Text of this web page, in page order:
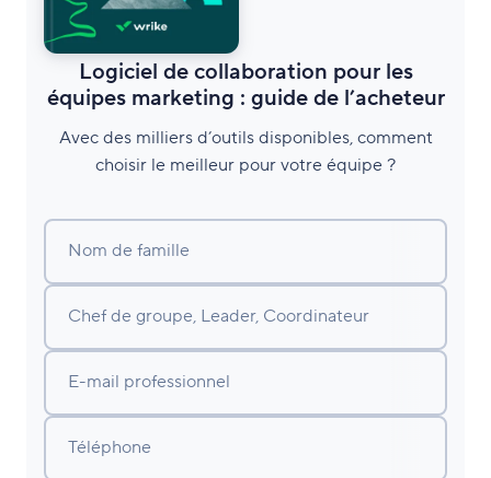
Logiciel de collaboration pour les
équipes marketing : guide de l’acheteur
Avec des milliers d’outils disponibles, comment
choisir le meilleur pour votre équipe ?
Nom de famille
Chef de groupe, Leader, Coordinateur
E-mail professionnel
Téléphone